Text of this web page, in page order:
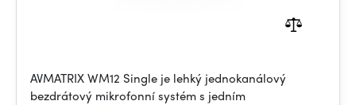
AVMATRIX WM12 Single je lehký jednokanálový
bezdrátový mikrofonní systém s jedním